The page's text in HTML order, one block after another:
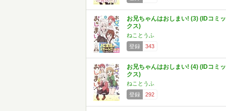
お兄ちゃんはおしまい! (3) (IDコミッ
クス)
ねことうふ
登録
343
お兄ちゃんはおしまい! (4) (IDコミッ
クス)
ねことうふ
登録
292